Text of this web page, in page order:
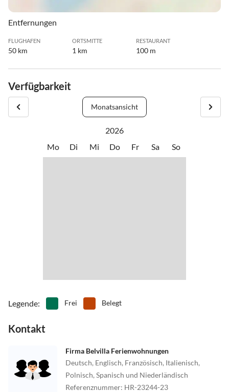
Entfernungen
FLUGHAFEN
50 km
ORTSMITTE
1 km
RESTAURANT
100 m
Verfügbarkeit
Monatsansicht
2026
Mo
Di Mi Do Fr Sa So
Legende: Frei Belegt
Kontakt
Firma Belvilla Ferienwohnungen
Deutsch, Englisch, Französisch, Italienisch,
Polnisch, Spanisch und Niederländisch
Referenznummer: HR-23244-23